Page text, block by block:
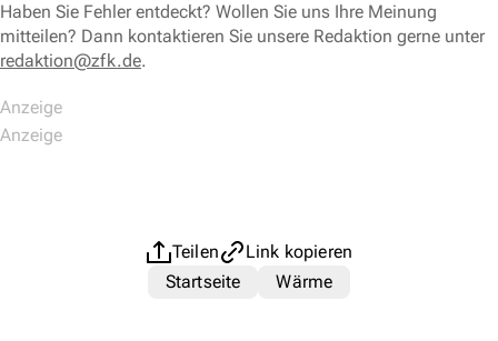
Haben Sie Fehler entdeckt? Wollen Sie uns Ihre Meinung
mitteilen? Dann kontaktieren Sie unsere Redaktion gerne unter
redaktion@zfk.de.
Teilen
Link kopieren
Startseite
Wärme